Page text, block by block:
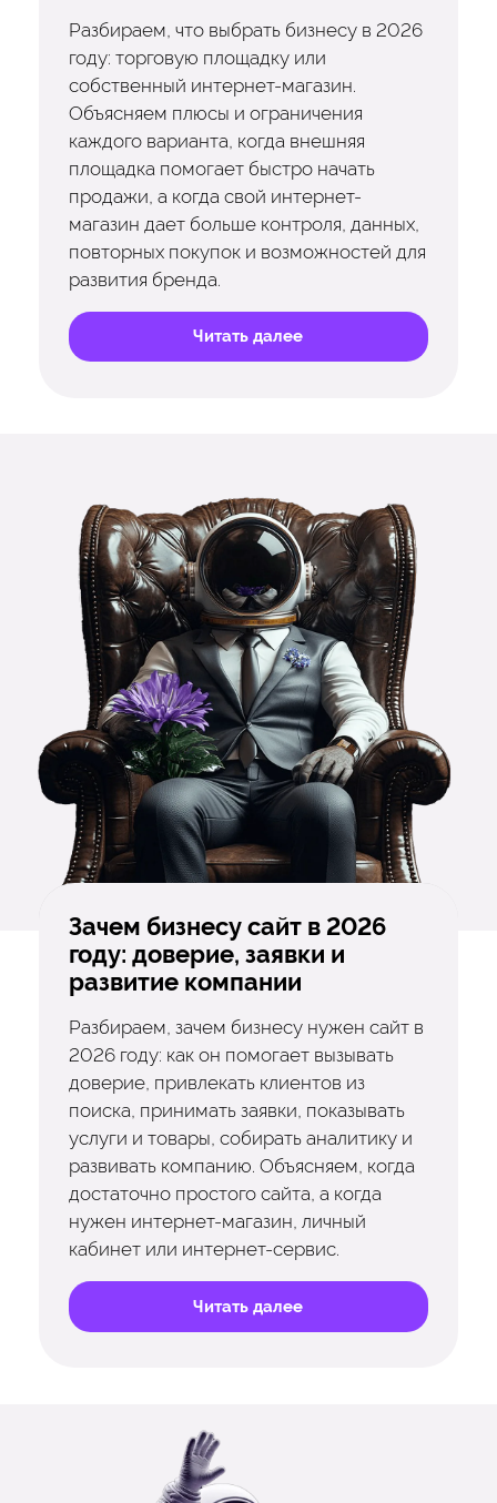
Разбираем, что выбрать бизнесу в 2026
году: торговую площадку или
собственный интернет-магазин.
Объясняем плюсы и ограничения
каждого варианта, когда внешняя
площадка помогает быстро начать
продажи, а когда свой интернет-
магазин дает больше контроля, данных,
повторных покупок и возможностей для
развития бренда.
Читать далее
Зачем бизнесу сайт в 2026
году: доверие, заявки и
развитие компании
Разбираем, зачем бизнесу нужен сайт в
2026 году: как он помогает вызывать
доверие, привлекать клиентов из
поиска, принимать заявки, показывать
услуги и товары, собирать аналитику и
развивать компанию. Объясняем, когда
достаточно простого сайта, а когда
нужен интернет-магазин, личный
кабинет или интернет-сервис.
Читать далее